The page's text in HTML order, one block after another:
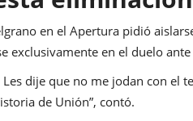
en el Apertura pidió
exclusivamente en el duelo
Les dije que no me jodan con el
de Unión”, contó.